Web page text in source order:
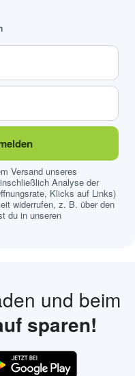
Versand unseres
Analyse der
Klicks auf Links)
widerrufen, z. B. über den
du in unseren
und beim
sparen!